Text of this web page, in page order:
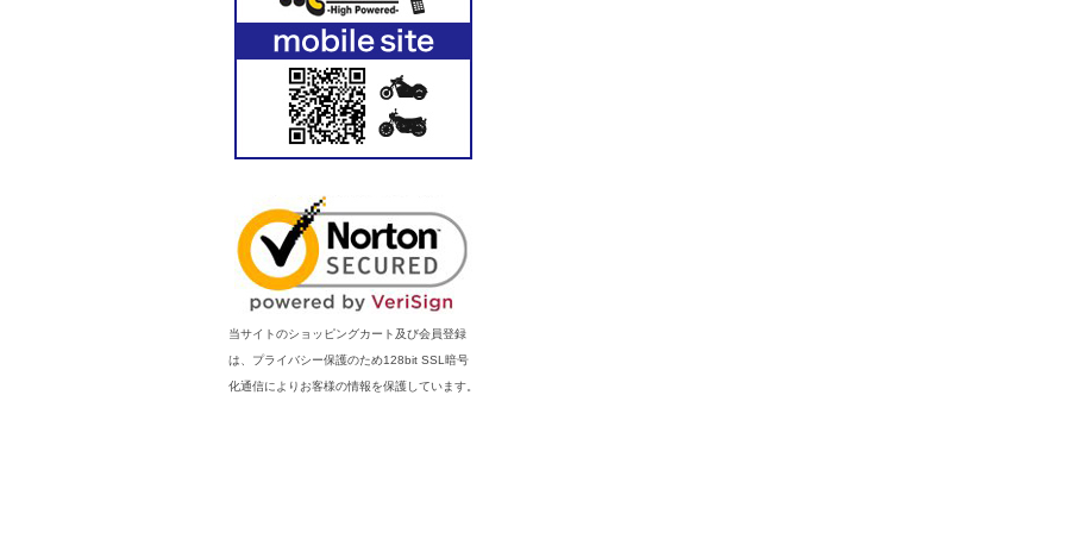
当サイトのショッピングカート及び会員登録
は、プライバシー保護のため128bit SSL暗号
化通信によりお客様の情報を保護しています。